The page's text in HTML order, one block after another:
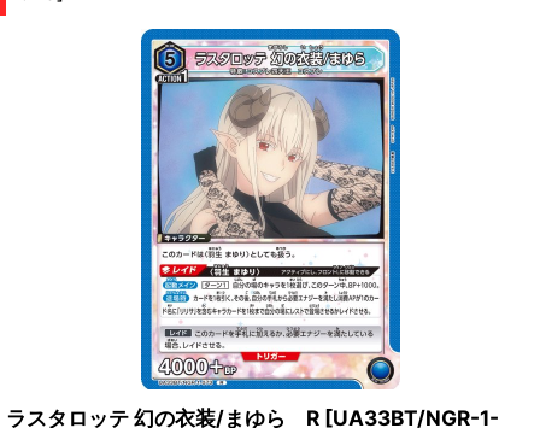
ラスタロッテ 幻の衣装/まゆら R [UA33BT/NGR-1-